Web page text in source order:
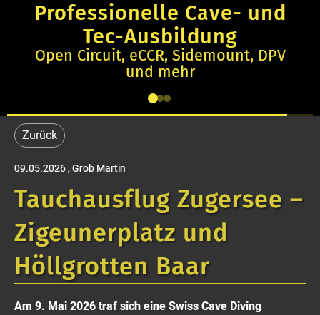
Professionelle Cave- und
Tec-Ausbildung
Open Circuit, eCCR, Sidemount, DPV
und mehr
Zurück
09.05.2026, Grob Martin
Tauchausflug Zugersee –
Zigeunerplatz und
Höllgrotten Baar
Am 9. Mai 2026 traf sich eine Swiss Cave Diving